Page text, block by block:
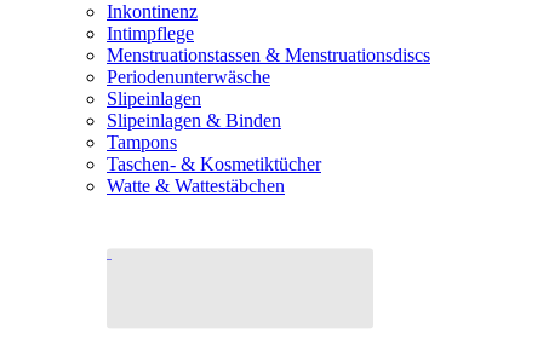
Inkontinenz
Intimpflege
Menstruationstassen & Menstruationsdiscs
Periodenunterwäsche
Slipeinlagen
Slipeinlagen & Binden
Tampons
Taschen- & Kosmetiktücher
Watte & Wattestäbchen